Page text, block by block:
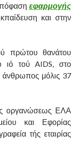
εφαρμογής
και στην
πρώτου θανάτου
ιό τού AIDS, στο
άνθρωπος μόλις 37
οργανώσεως ΕΛΑ
και Εφορίας
τής εταιρίας